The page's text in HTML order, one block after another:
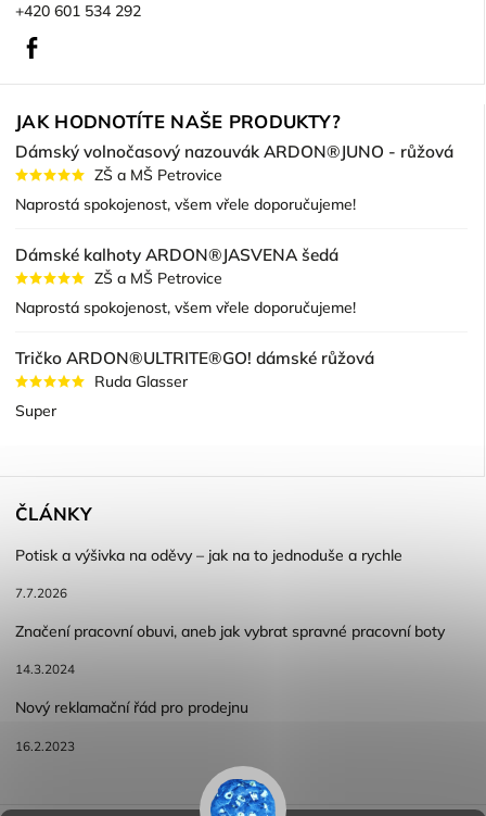
+420 601 534 292
JAK HODNOTÍTE NAŠE PRODUKTY?
Dámský volnočasový nazouvák ARDON®JUNO - růžová
ZŠ a MŠ Petrovice
Naprostá spokojenost, všem vřele doporučujeme!
Dámské kalhoty ARDON®JASVENA šedá
ZŠ a MŠ Petrovice
Naprostá spokojenost, všem vřele doporučujeme!
Tričko ARDON®ULTRITE®GO! dámské růžová
Ruda Glasser
Super
ČLÁNKY
Potisk a výšivka na oděvy – jak na to jednoduše a rychle
7.7.2026
Značení pracovní obuvi, aneb jak vybrat spravné pracovní boty
14.3.2024
Nový reklamační řád pro prodejnu
16.2.2023